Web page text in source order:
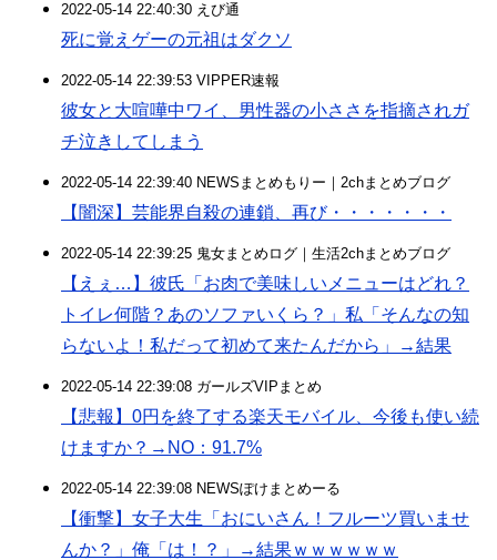
2022-05-14 22:40:30 えび通
死に覚えゲーの元祖はダクソ
2022-05-14 22:39:53 VIPPER速報
彼女と大喧嘩中ワイ、男性器の小ささを指摘されガ
チ泣きしてしまう
2022-05-14 22:39:40 NEWSまとめもりー｜2chまとめブログ
【闇深】芸能界自殺の連鎖、再び・・・・・・・
2022-05-14 22:39:25 鬼女まとめログ｜生活2chまとめブログ
【えぇ…】彼氏「お肉で美味しいメニューはどれ？
トイレ何階？あのソファいくら？」私「そんなの知
らないよ！私だって初めて来たんだから」→結果
2022-05-14 22:39:08 ガールズVIPまとめ
【悲報】0円を終了する楽天モバイル、今後も使い続
けますか？→NO：91.7%
2022-05-14 22:39:08 NEWSぽけまとめーる
【衝撃】女子大生「おにいさん！フルーツ買いませ
んか？」俺「は！？」→結果ｗｗｗｗｗｗ